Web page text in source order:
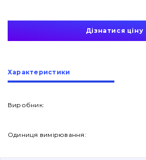
Про нас
Контакти
Вакансії
Дізнатися ціну
Характеристики
Виробник:
Одиниця вимірювання: